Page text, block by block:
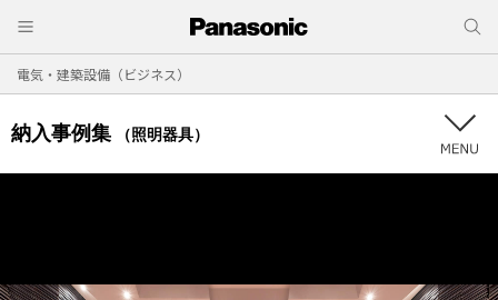
電気・建築設備（ビジネス）
納入事例集 （照明器具）